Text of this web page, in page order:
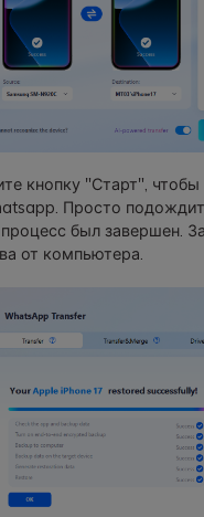
кнопку "Старт", чтобы
Просто
был завершен.
от компьютера.